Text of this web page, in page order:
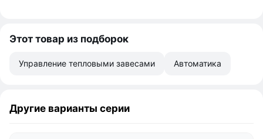
Этот товар из подборок
Управление тепловыми завесами Автоматика
Другие варианты серии